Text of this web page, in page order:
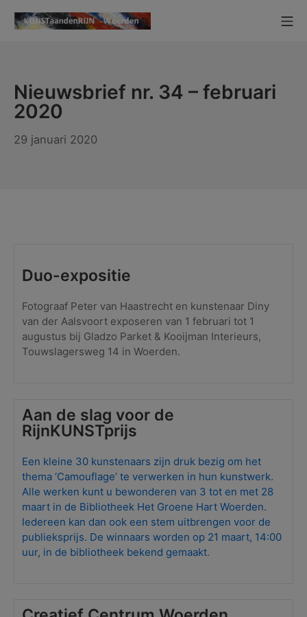
naar
Nieuwsbrief nr. 34 – februari
2020
29 januari 2020
Duo-expositie
Fotograaf Peter van Haastrecht en kunstenaar Diny
van der Aalsvoort exposeren van 1 februari tot 1
augustus bij Gladzo Parket & Kooijman Interieurs,
Touwslagersweg 14 in Woerden.
Aan de slag voor de
RijnKUNSTprijs
Een kleine 30 kunstenaars zijn druk bezig om het
thema ‘Camouflage’ te verwerken in hun kunstwerk.
Alle werken kunt u bewonderen van 3 tot en met 28
maart in de Bibliotheek Het Groene Hart Woerden.
Iedereen kan dan ook een stem uitbrengen voor de
publieksprijs. De winnaars worden op 21 maart, 14:00
uur, in de bibliotheek bekend gemaakt.